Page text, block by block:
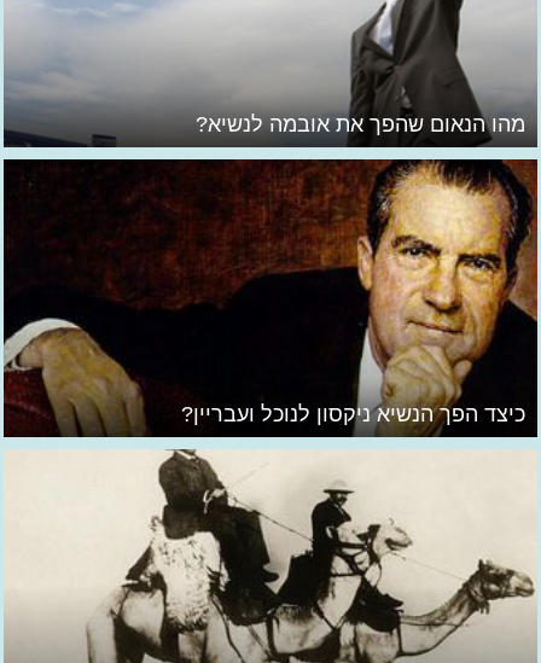
מהו הנאום שהפך את אובמה לנשיא?
כיצד הפך הנשיא ניקסון לנוכל ועבריין?